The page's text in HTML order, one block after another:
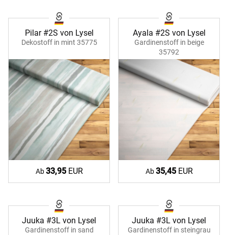
Pilar #2S von Lysel
Dekostoff in mint 35775
Ab33,95EUR
Ayala #2S von Lysel
Gardinenstoff in beige
35792
Ab35,45EUR
Juuka #3L von Lysel
Gardinenstoff in sand
Juuka #3L von Lysel
Gardinenstoff in steingrau